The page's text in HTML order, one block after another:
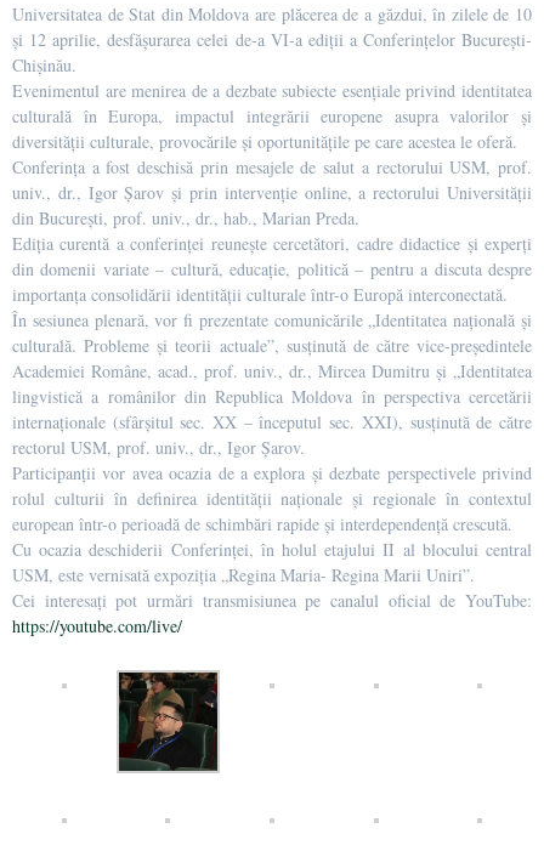
Universitatea de Stat din Moldova are plăcerea de a găzdui, în zilele de 10
și 12 aprilie, desfășurarea celei de-a VI-a ediții a Conferințelor București-
Chișinău.
Evenimentul are menirea de a dezbate subiecte esențiale privind identitatea
culturală în Europa, impactul integrării europene asupra valorilor și
diversității culturale, provocările și oportunitățile pe care acestea le oferă.
Conferința a fost deschisă prin mesajele de salut a rectorului USM, prof.
univ., dr., Igor Șarov și prin intervenție online, a rectorului Universității
din București, prof. univ., dr., hab., Marian Preda.
Ediția curentă a conferinței reunește cercetători, cadre didactice și experți
din domenii variate – cultură, educație, politică – pentru a discuta despre
importanța consolidării identității culturale într-o Europă interconectată.
În sesiunea plenară, vor fi prezentate comunicările „Identitatea națională și
culturală. Probleme și teorii actuale”, susținută de către vice-președintele
Academiei Române, acad., prof. univ., dr., Mircea Dumitru și „Identitatea
lingvistică a românilor din Republica Moldova în perspectiva cercetării
internaționale (sfârșitul sec. XX – începutul sec. XXI), susținută de către
rectorul USM, prof. univ., dr., Igor Șarov.
Participanții vor avea ocazia de a explora și dezbate perspectivele privind
rolul culturii în definirea identității naționale și regionale în contextul
european într-o perioadă de schimbări rapide și interdependență crescută.
Cu ocazia deschiderii Conferinței, în holul etajului II al blocului central
USM, este vernisată expoziția „Regina Maria- Regina Marii Uniri”.
Cei interesați pot urmări transmisiunea pe canalul oficial de YouTube:
https://youtube.com/live/